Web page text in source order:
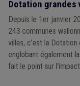
Dotation grandes
Depuis le 1er janvier
243 communes
villes, c’est la
englobant également
fait le point sur